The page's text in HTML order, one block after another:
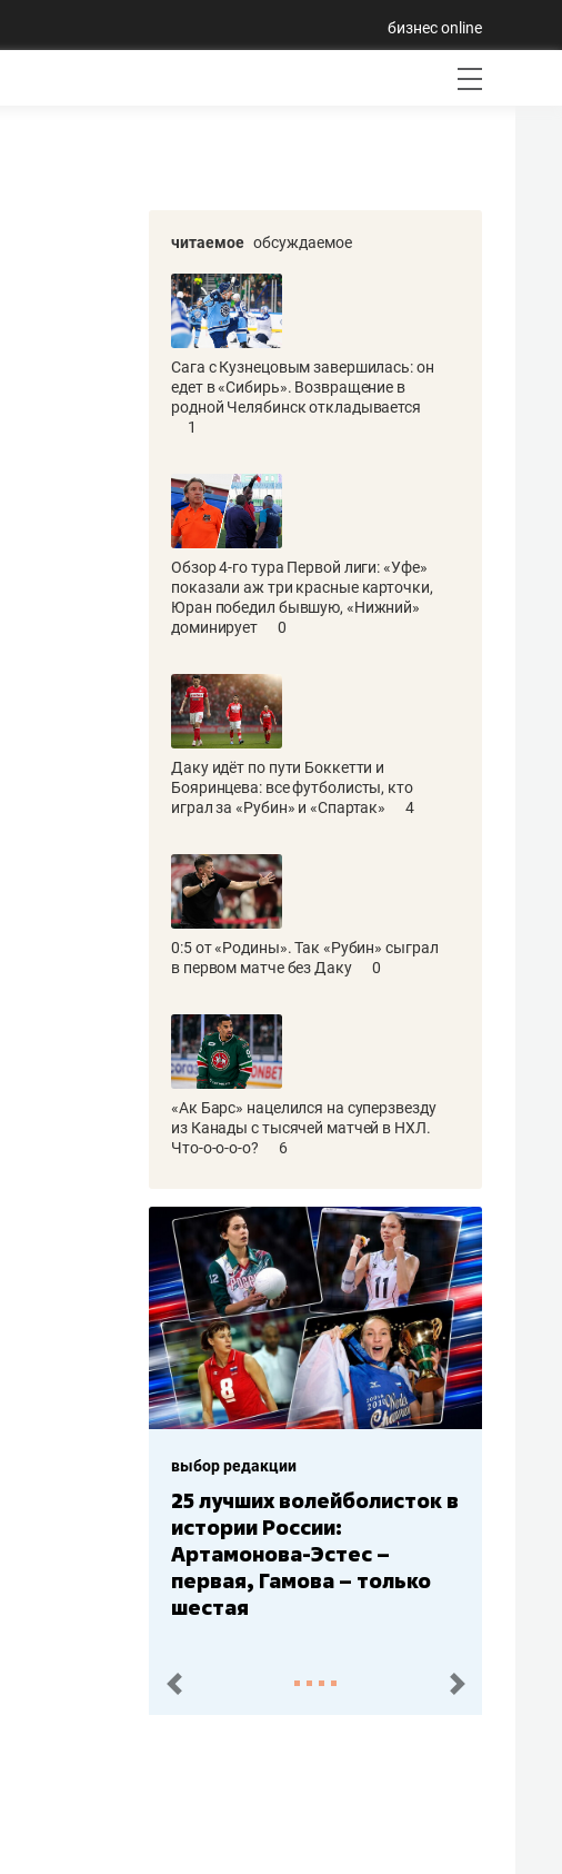
бизнес online
читаемое обсуждаемое
Сага с Кузнецовым завершилась: он
едет в «Сибирь». Возвращение в
родной Челябинск откладывается
1
Обзор 4-го тура Первой лиги: «Уфе»
показали аж три красные карточки,
Юран победил бывшую, «Нижний»
доминирует
0
Даку идёт по пути Боккетти и
Бояринцева: все футболисты, кто
играл за «Рубин» и «Спартак»
4
0:5 от «Родины». Так «Рубин» сыграл
в первом матче без Даку
0
«Ак Барс» нацелился на суперзвезду
из Канады с тысячей матчей в НХЛ.
Что-о-о-о-о?
6
25 лучших волейболисток в
Артамонова-Эстес –
первая, Гамова – только
Бюджеты клубов
– главный мажор, «Ак
Барс» – второй,
Юлаев» – середняк
пред. след.